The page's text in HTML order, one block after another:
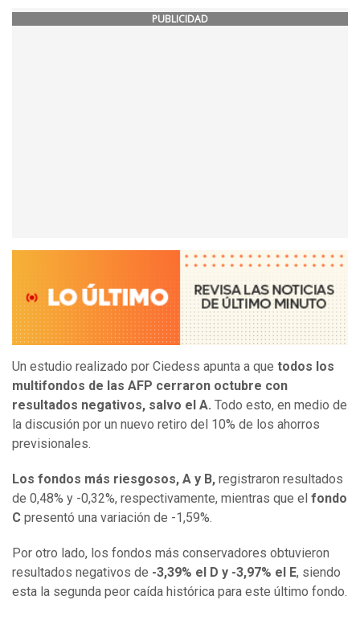
PUBLICIDAD
Un estudio realizado por Ciedess apunta a que todos los
multifondos de las AFP cerraron octubre con
resultados negativos, salvo el A. Todo esto, en medio de
la discusión por un nuevo retiro del 10% de los ahorros
previsionales.
Los fondos más riesgosos, A y B, registraron resultados
de 0,48% y -0,32%, respectivamente, mientras que el fondo
C presentó una variación de -1,59%.
Por otro lado, los fondos más conservadores obtuvieron
resultados negativos de -3,39% el D y -3,97% el E, siendo
esta la segunda peor caída histórica para este último fondo.